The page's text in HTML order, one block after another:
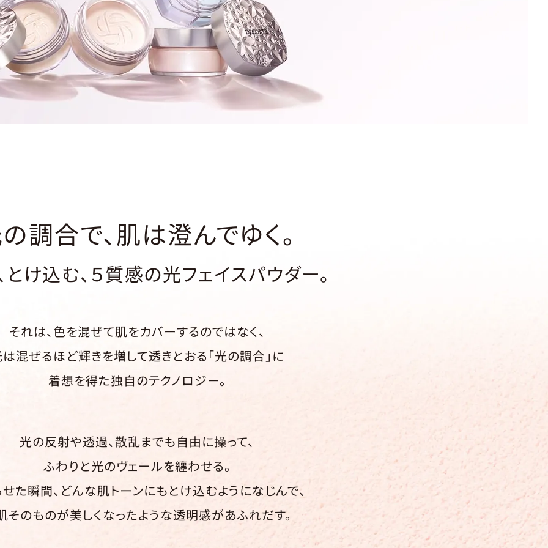
調合で、肌は澄んでゆく。
とけ込む、５質感の光フェイスパウダー。
それは、色を混ぜて肌をカバーするのではなく、
混ぜるほど輝きを増して透きとおる「光の調合」に
着想を得た独自のテクノロジー。
光の反射や透過、散乱までも自由に操って、
ふわりと光のヴェールを纏わせる。
た瞬間、どんな肌トーンにもとけ込むようになじんで、
そのものが美しくなったような透明感があふれだす。